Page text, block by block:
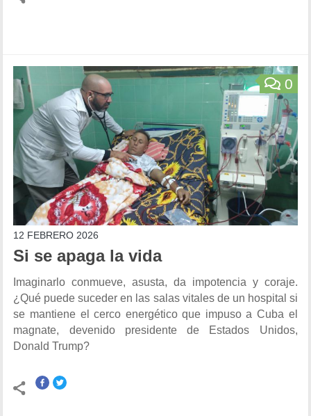
0
12 FEBRERO 2026
Si se apaga la vida
Imaginarlo conmueve, asusta, da impotencia y coraje.
¿Qué puede suceder en las salas vitales de un hospital si
se mantiene el cerco energético que impuso a Cuba el
magnate, devenido presidente de Estados Unidos,
Donald Trump?